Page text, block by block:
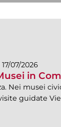
17/07/2026
in
Nei musei
guidate